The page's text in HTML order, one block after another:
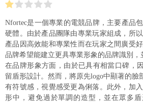
Nfortec是一個專業的電競品牌，主要產品
硬體。由於產品團隊由專業玩家組成，所
產品因高效能和專業性而在玩家之間廣受
品牌希望能建立更具專業形象的品牌識別，
在品牌形象方面，由於已具有相當口碑，
留盾形設計。然而，將原先logo中顯著的臉
有符號感，視覺感受更為俐落。此外，加
形中，避免過於單調的造型，並在眾多盾